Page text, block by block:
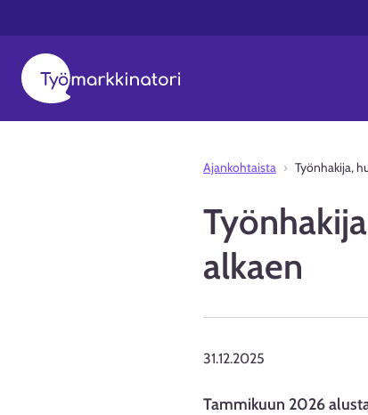
Ajankohtaista Työnhakija,
alkaen
31.12.2025
Tammikuun 2026